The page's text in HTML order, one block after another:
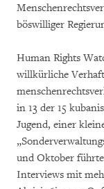
böswilliger
Human Rights
willkürliche
in 13 der 15
Jugend, einer
und Oktober
Interviews mit